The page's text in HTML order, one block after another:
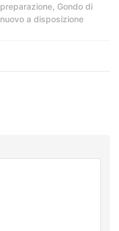
preparazione, Gondo di
nuovo a disposizione